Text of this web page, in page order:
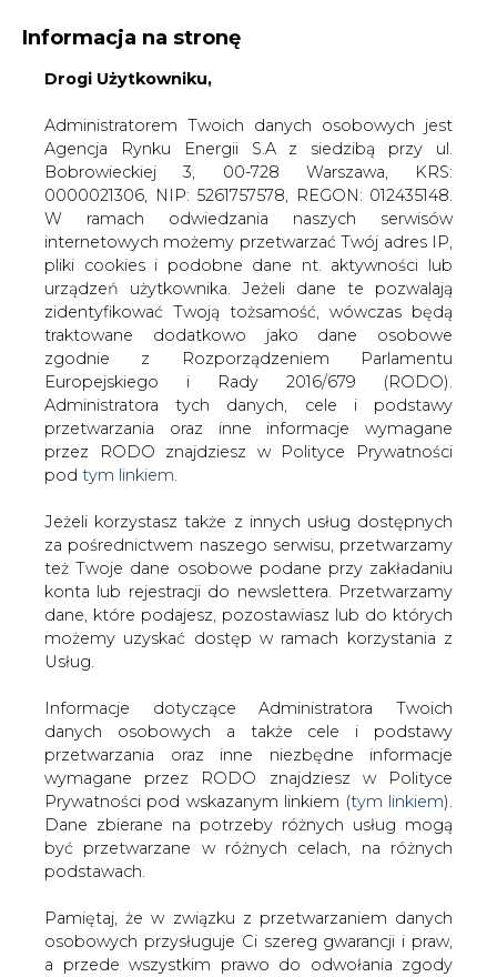
KONTAKT:
WYDAWCA PORTALU:
WYSOKI KONTRAST WIELKOŚĆ TEKSTU A A
ZALOGUJ SIĘ
WŁĄCZ CIRE.TV
Informacja na stronę
Drogi Użytkowniku,
Administratorem Twoich danych osobowych jest
Agencja Rynku Energii S.A z siedzibą przy ul.
Bobrowieckiej 3, 00-728 Warszawa, KRS:
0000021306, NIP: 5261757578, REGON: 012435148.
W ramach odwiedzania naszych serwisów
internetowych możemy przetwarzać Twój adres IP,
pliki cookies i podobne dane nt. aktywności lub
urządzeń użytkownika. Jeżeli dane te pozwalają
zidentyfikować Twoją tożsamość, wówczas będą
traktowane dodatkowo jako dane osobowe
zgodnie z Rozporządzeniem Parlamentu
Europejskiego i Rady 2016/679 (RODO).
Administratora tych danych, cele i podstawy
przetwarzania oraz inne informacje wymagane
przez RODO znajdziesz w Polityce Prywatności
pod tym linkiem.
Jeżeli korzystasz także z innych usług dostępnych
za pośrednictwem naszego serwisu, przetwarzamy
też Twoje dane osobowe podane przy zakładaniu
konta lub rejestracji do newslettera. Przetwarzamy
dane, które podajesz, pozostawiasz lub do których
możemy uzyskać dostęp w ramach korzystania z
Usług.
Informacje dotyczące Administratora Twoich
danych osobowych a także cele i podstawy
przetwarzania oraz inne niezbędne informacje
wymagane przez RODO znajdziesz w Polityce
Prywatności pod wskazanym linkiem (tym linkiem).
Dane zbierane na potrzeby różnych usług mogą
być przetwarzane w różnych celach, na różnych
podstawach.
Pamiętaj, że w związku z przetwarzaniem danych
osobowych przysługuje Ci szereg gwarancji i praw,
a przede wszystkim prawo do odwołania zgody
Strona główna
SERWIS INFORMACYJNY CIRE
/ Koncerny zarobią na irackiej ropie
2007-01-08 00:00
skomentuj
udostępnij:
Koncerny zarobią na irackiej ropie